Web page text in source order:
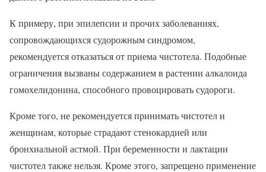
К примеру, при эпилепсии и прочих заболеваниях,
сопровождающихся судорожным синдромом,
рекомендуется отказаться от приема чистотела. Подобные
ограничения вызваны содержанием в растении алкалоида
гомохелидонина, способного провоцировать судороги.
Кроме того, не рекомендуется принимать чистотел и
женщинам, которые страдают стенокардией или
бронхиальной астмой. При беременности и лактации
чистотел также нельзя. Кроме этого, запрещено применение